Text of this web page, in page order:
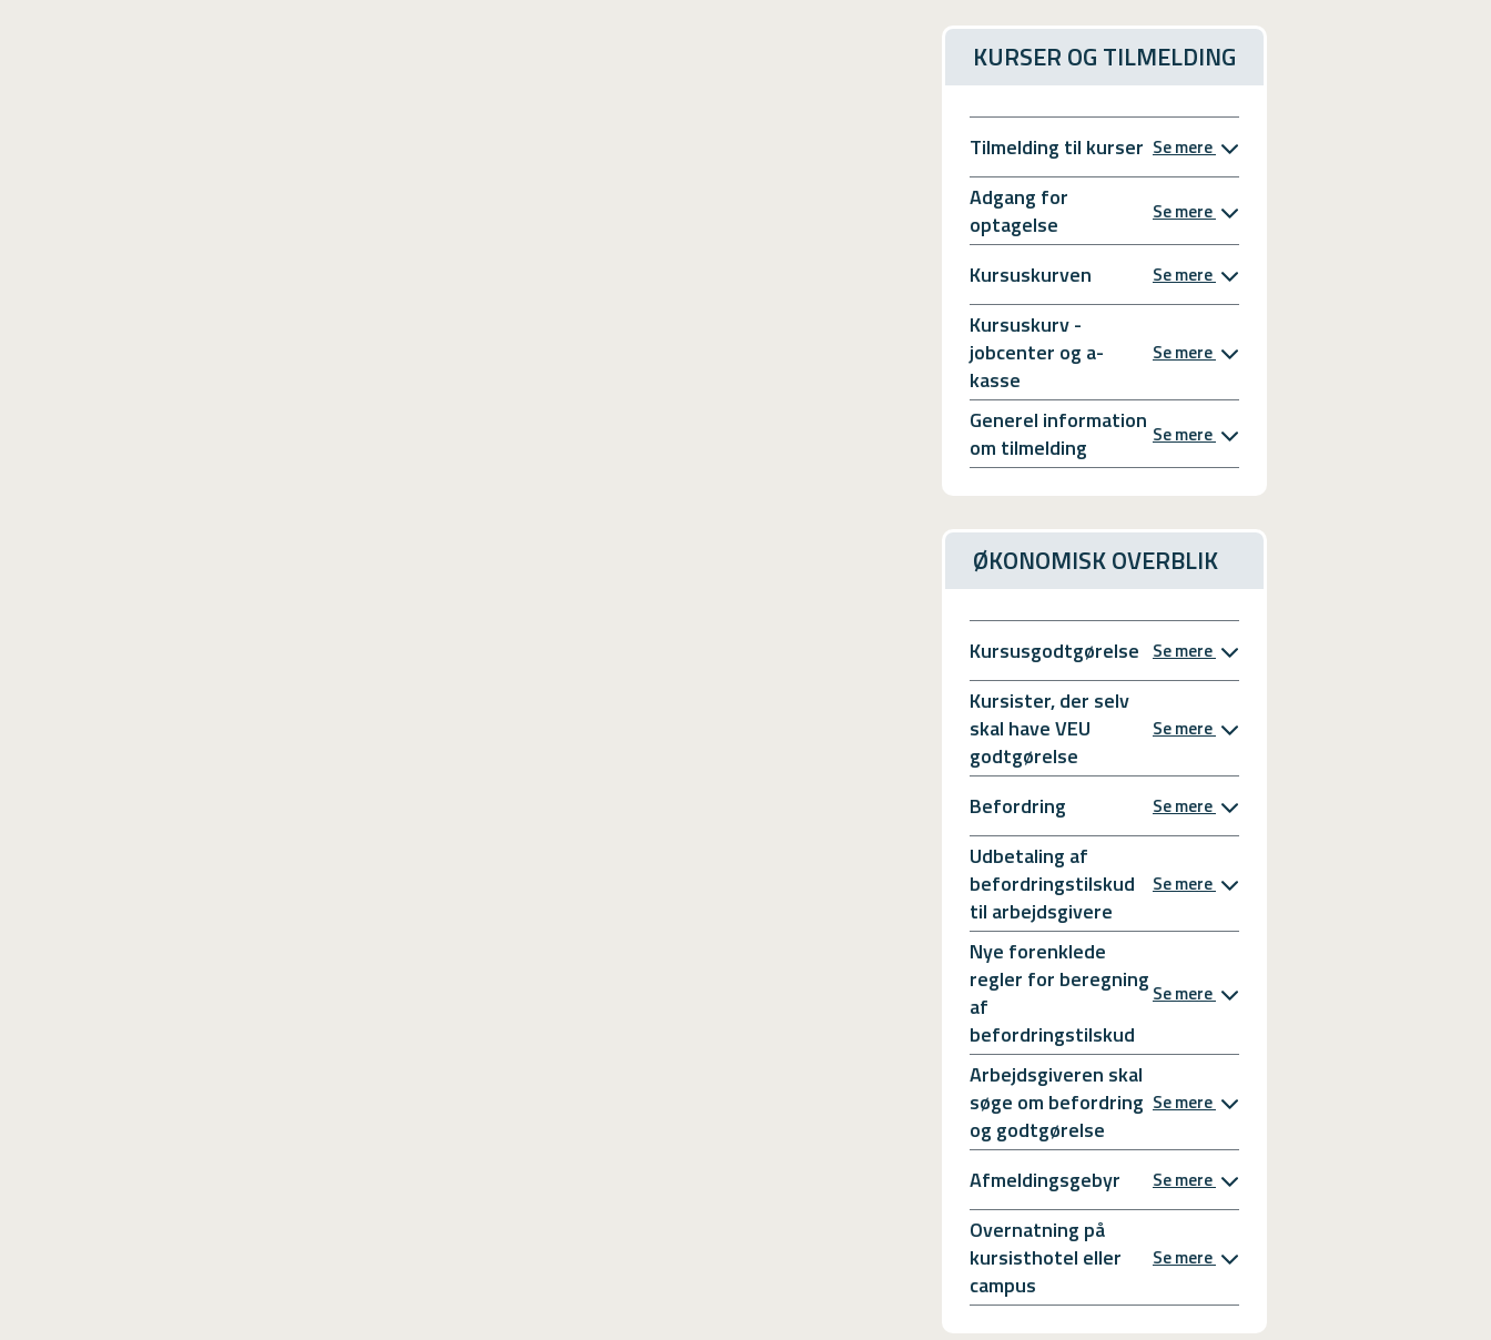
KURSER OG TILMELDING
Tilmelding til kurser Se mere
Adgang for
optagelse
Se mere
Kursuskurven Se mere
Kursuskurv -
jobcenter og a-
kasse
Se mere
Generel information
om tilmelding
Se mere
ØKONOMISK OVERBLIK
Kursusgodtgørelse Se mere
Kursister, der selv
skal have VEU
godtgørelse
Se mere
Befordring Se mere
Udbetaling af
befordringstilskud
til arbejdsgivere
Se mere
Nye forenklede
regler for beregning
af
befordringstilskud
Se mere
Arbejdsgiveren skal
søge om befordring
og godtgørelse
Se mere
Afmeldingsgebyr Se mere
Overnatning på
kursisthotel eller
campus
Se mere